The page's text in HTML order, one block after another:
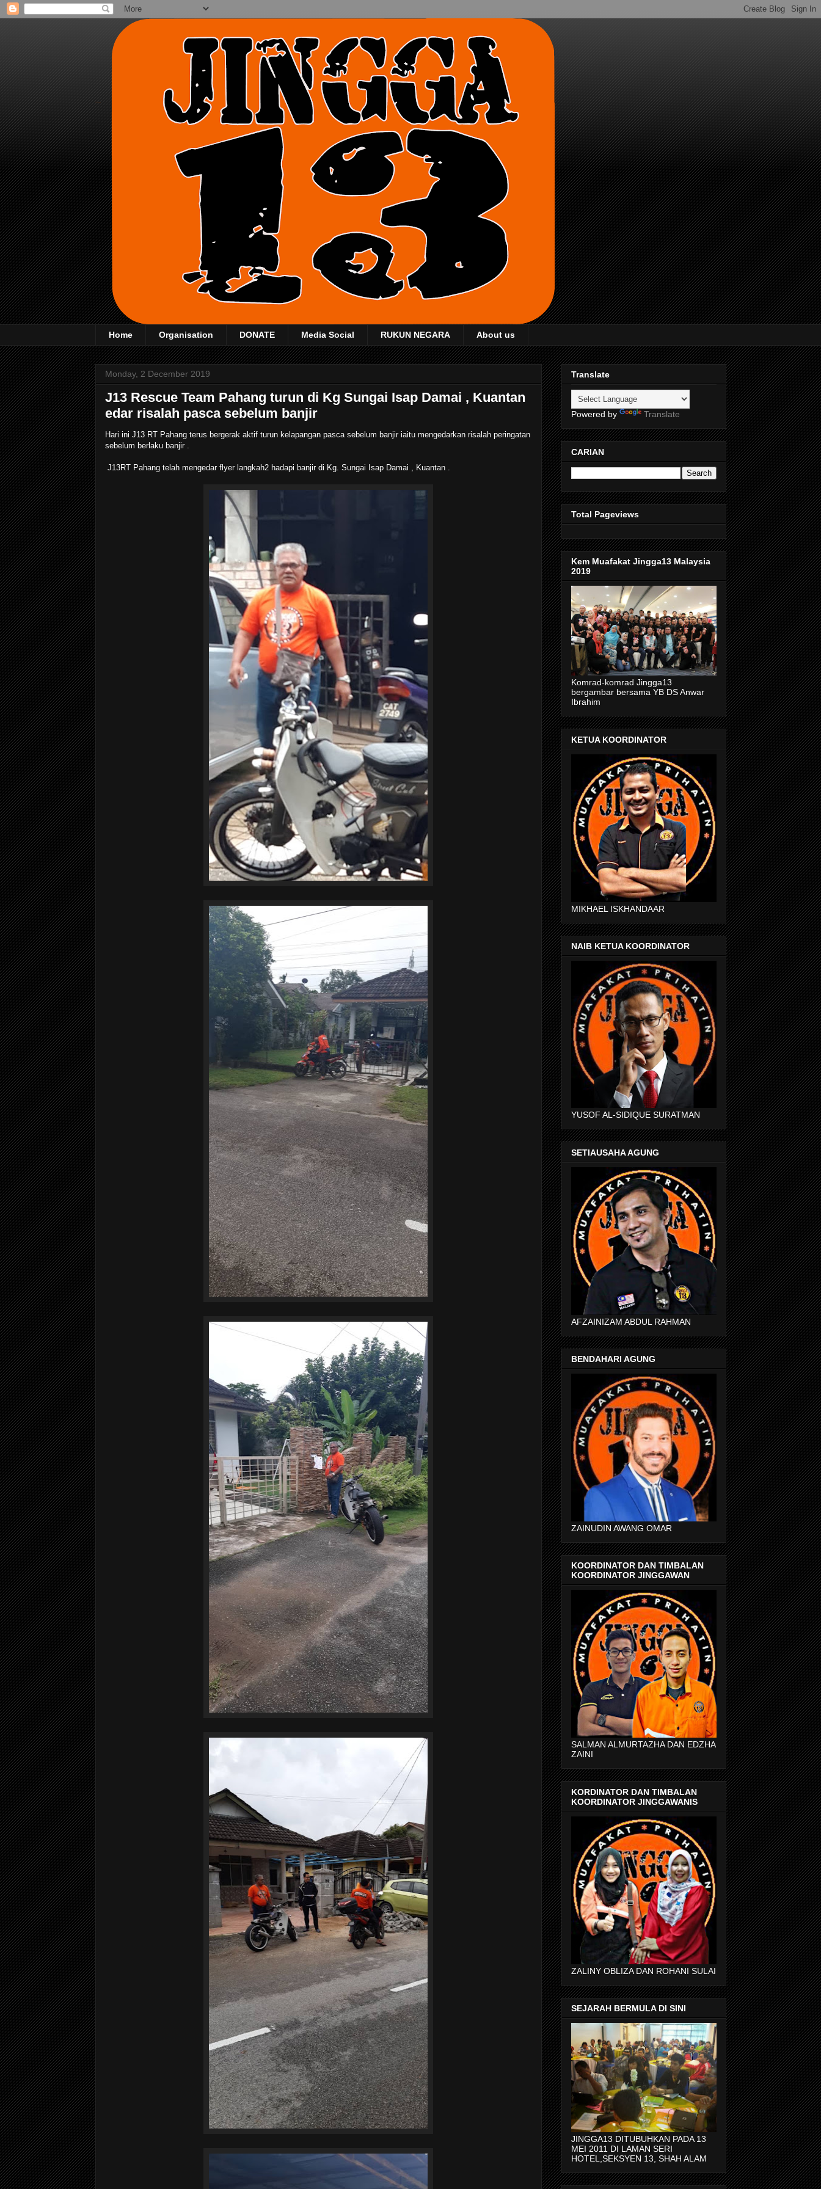
Home Organisation DONATE Media Social RUKUN NEGARA About us
Monday, 2 December 2019
J13 Rescue Team Pahang turun di Kg Sungai Isap Damai , Kuantan
edar risalah pasca sebelum banjir
Hari ini J13 RT Pahang terus bergerak aktif turun kelapangan pasca sebelum banjir iaitu mengedarkan risalah peringatan
sebelum berlaku banjir .
J13RT Pahang telah mengedar flyer langkah2 hadapi banjir di Kg. Sungai Isap Damai , Kuantan .
Translate
Powered by Translate
CARIAN
Total Pageviews
Kem Muafakat Jingga13 Malaysia
2019
Komrad-komrad Jingga13
bergambar bersama YB DS Anwar
Ibrahim
KETUA KOORDINATOR
MIKHAEL ISKHANDAAR
NAIB KETUA KOORDINATOR
YUSOF AL-SIDIQUE SURATMAN
SETIAUSAHA AGUNG
AFZAINIZAM ABDUL RAHMAN
BENDAHARI AGUNG
ZAINUDIN AWANG OMAR
KOORDINATOR DAN TIMBALAN
KOORDINATOR JINGGAWAN
SALMAN ALMURTAZHA DAN EDZHA
ZAINI
KORDINATOR DAN TIMBALAN
KOORDINATOR JINGGAWANIS
ZALINY OBLIZA DAN ROHANI SULAI
SEJARAH BERMULA DI SINI
JINGGA13 DITUBUHKAN PADA 13
MEI 2011 DI LAMAN SERI
HOTEL,SEKSYEN 13, SHAH ALAM